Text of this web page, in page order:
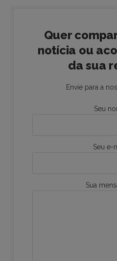
Quer
notícia ou
da sua
Envie para a
Seu
Seu e-
Sua